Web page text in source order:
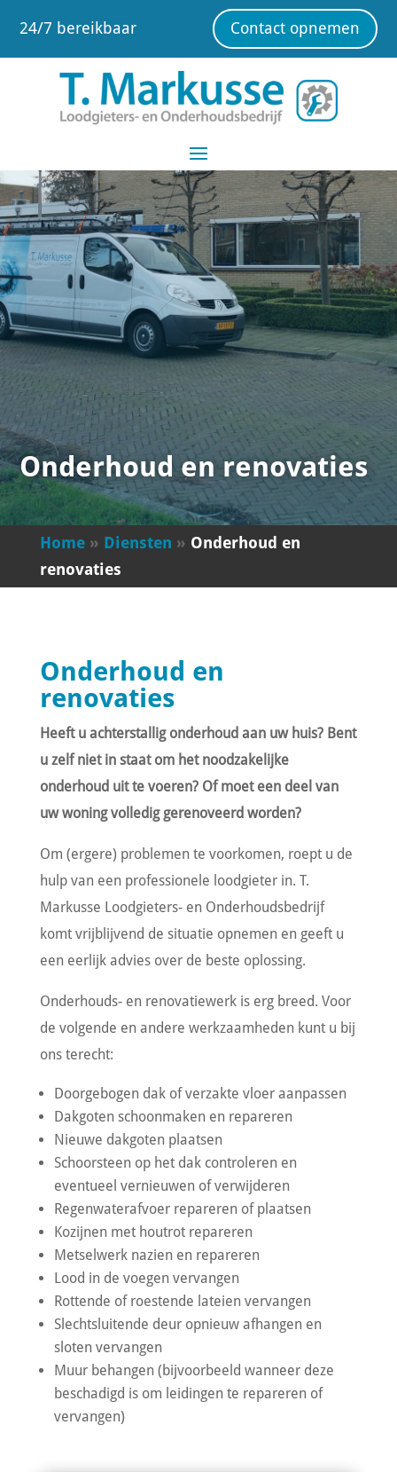
24/7 bereikbaar Contact opnemen
Onderhoud en renovaties
Home» Diensten » Onderhoud en
renovaties
Onderhoud en
renovaties
Heeft u achterstallig onderhoud aan uw huis? Bent
u zelf niet in staat om het noodzakelijke
onderhoud uit te voeren? Of moet een deel van
uw woning volledig gerenoveerd worden?
Om (ergere) problemen te voorkomen, roept u de
hulp van een professionele loodgieter in. T.
Markusse Loodgieters- en Onderhoudsbedrijf
komt vrijblijvend de situatie opnemen en geeft u
een eerlijk advies over de beste oplossing.
Onderhouds- en renovatiewerk is erg breed. Voor
de volgende en andere werkzaamheden kunt u bij
ons terecht:
Doorgebogen dak of verzakte vloer aanpassen
Dakgoten schoonmaken en repareren
Nieuwe dakgoten plaatsen
Schoorsteen op het dak controleren en
eventueel vernieuwen of verwijderen
Regenwaterafvoer repareren of plaatsen
Kozijnen met houtrot repareren
Metselwerk nazien en repareren
Lood in de voegen vervangen
Rottende of roestende lateien vervangen
Slechtsluitende deur opnieuw afhangen en
sloten vervangen
Muur behangen (bijvoorbeeld wanneer deze
beschadigd is om leidingen te repareren of
vervangen)